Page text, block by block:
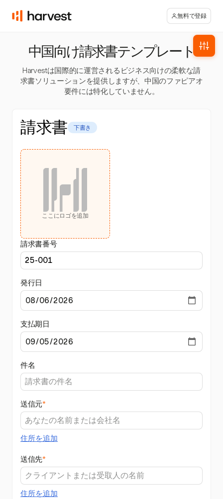
無料で登録
中国向け請求書テンプレート
Harvestは国際的に運営されるビジネス向けの柔軟な請
求書ソリューションを提供しますが、中国のファピアオ
要件には特化していません。
請求書 下書き
ここにロゴを追加
請求書番号
発行日
支払期日
件名
送信元*
住所を追加
送信先*
住所を追加